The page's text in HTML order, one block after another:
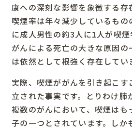
康への深刻な影響を象徴する存
喫煙率は年々減少しているもの
に成人男性の約3人に1人が喫
がんによる死亡の大きな原因の
は依然として根強く存在してい
実際、喫煙ががんを引き起こ
立された事実です。とりわけ肺
複数のがんにおいて、喫煙はも
子の一つとされています。しか